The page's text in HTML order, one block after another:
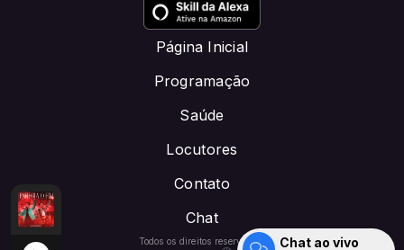
DOMINGO MUSICAL -DOE 1PIX:
Fim (Ao Vivo) Gabriel Brito - Parecia o Fim (Ao Vivo)
Página Inicial
Programação
Saúde
Locutores
Contato
Chat
Todos os direitos reservados.
Chat ao vivo